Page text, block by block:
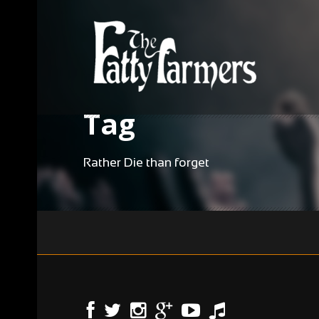
Tag
Rather Die than forget